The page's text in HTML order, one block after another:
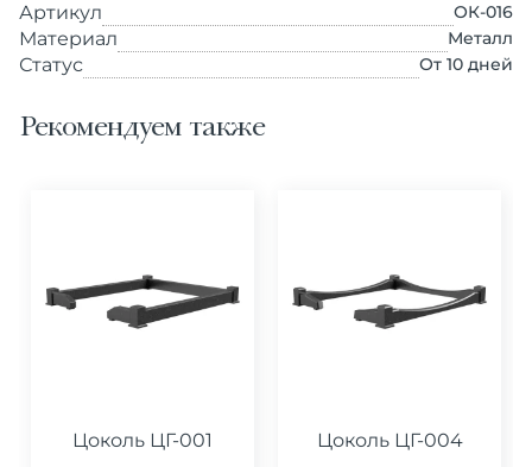
Артикул ОК-016
Материал Металл
Статус От 10 дней
Рекомендуем также
Цоколь ЦГ-001 Цоколь ЦГ-004